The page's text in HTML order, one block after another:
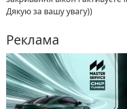
Дякую за вашу увагу))
Реклама